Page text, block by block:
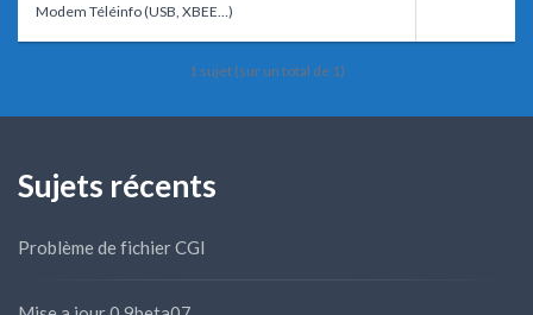
Modem Téléinfo (USB, XBEE…)
1 sujet (sur un total de 1)
Sujets récents
Problème de fichier CGI